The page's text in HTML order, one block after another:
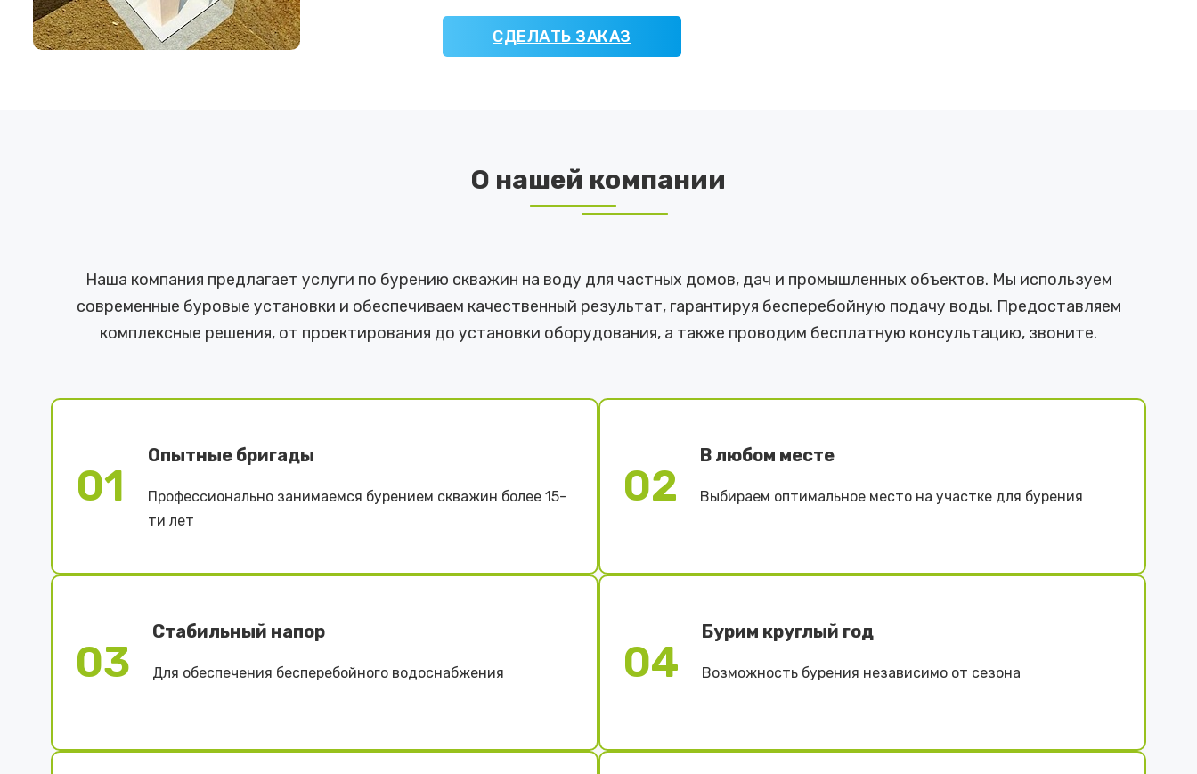
СДЕЛАТЬ ЗАКАЗ
О нашей компании
Наша компания предлагает услуги по бурению скважин на воду для частных домов, дач и промышленных объектов. Мы используем
современные буровые установки и обеспечиваем качественный результат, гарантируя бесперебойную подачу воды. Предоставляем
комплексные решения, от проектирования до установки оборудования, а также проводим бесплатную консультацию, звоните.
01
Опытные бригады
Профессионально занимаемся бурением скважин более 15-
ти лет
02
В любом месте
Выбираем оптимальное место на участке для бурения
03
Стабильный напор
Для обеспечения бесперебойного водоснабжения 04
Бурим круглый год
Возможность бурения независимо от сезона